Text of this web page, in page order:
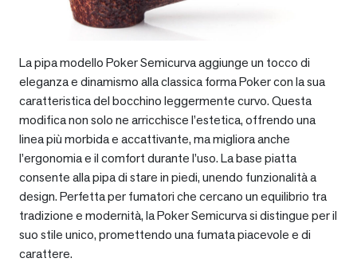
La pipa modello Poker Semicurva aggiunge un tocco di
eleganza e dinamismo alla classica forma Poker con la sua
caratteristica del bocchino leggermente curvo. Questa
modifica non solo ne arricchisce l’estetica, offrendo una
linea più morbida e accattivante, ma migliora anche
l’ergonomia e il comfort durante l’uso. La base piatta
consente alla pipa di stare in piedi, unendo funzionalità a
design. Perfetta per fumatori che cercano un equilibrio tra
tradizione e modernità, la Poker Semicurva si distingue per il
suo stile unico, promettendo una fumata piacevole e di
carattere.